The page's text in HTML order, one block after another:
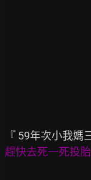
趕快去死一死投胎